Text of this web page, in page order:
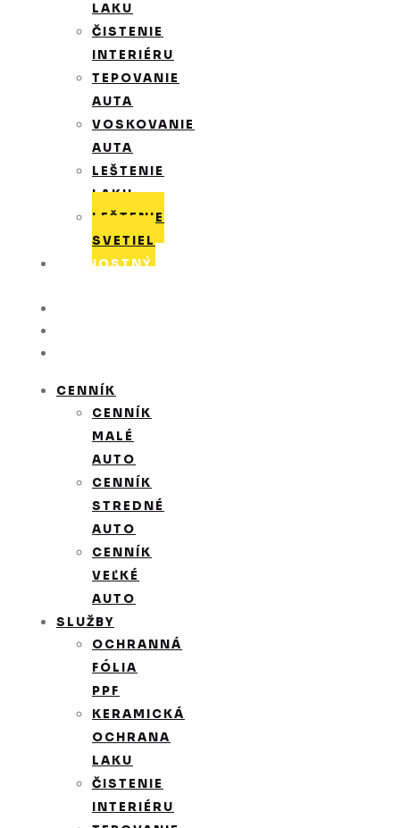
LAKU
ČISTENIE
INTERIÉRU
TEPOVANIE
AUTA
VOSKOVANIE
AUTA
LEŠTENIE
LAKU
LEŠTENIE
SVETIEL
VERNOSTNÝ
CENNÍK
CENNÍK
MALÉ
AUTO
CENNÍK
STREDNÉ
AUTO
CENNÍK
VEĽKÉ
AUTO
SLUŽBY
OCHRANNÁ
FÓLIA
PPF
KERAMICKÁ
OCHRANA
LAKU
ČISTENIE
INTERIÉRU